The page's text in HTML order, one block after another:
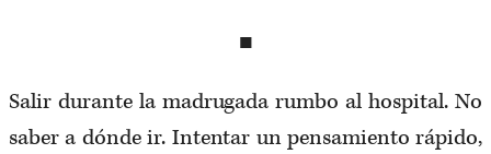
■
Salir durante la madrugada rumbo al hospital. No
saber a dónde ir. Intentar un pensamiento rápido,